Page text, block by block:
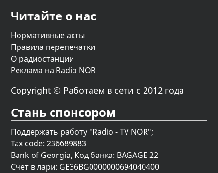
Читайте о нас
Нормативные акты
Правила перепечатки
О радиостанции
Реклама на Radio NOR
Copyright © Работаем в сети с 2012 года
Стань спонсором
Поддержать работу "Radio - TV NOR";
Tax code: 236689883
Bank of Georgia, Код банка: BAGAGE 22
Счет в лари: GE36BG0000000694040400